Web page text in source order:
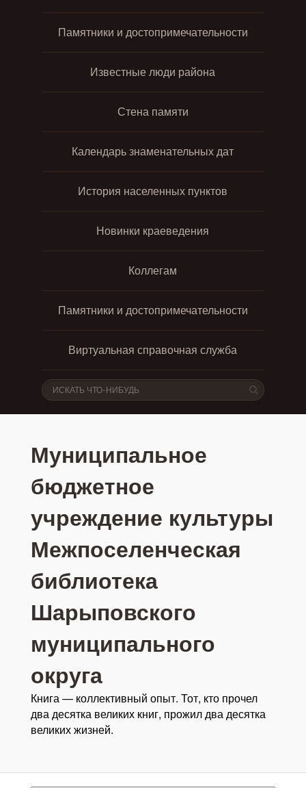
Памятники и достопримечательности
Известные люди района
Стена памяти
Календарь знаменательных дат
История населенных пунктов
Новинки краеведения
Коллегам
Памятники и достопримечательности
Виртуальная справочная служба
Муниципальное
бюджетное
учреждение культуры
Межпоселенческая
библиотека
Шарыповского
муниципального
округа
Книга — коллективный опыт. Тот, кто прочел
два десятка великих книг, прожил два десятка
великих жизней.